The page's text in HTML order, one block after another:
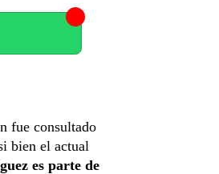
fue consultado
bien el actual
es parte de